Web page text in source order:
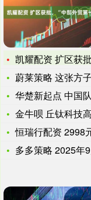
凯耀配资 扩区获批，“中部外贸第一
蔚莱策略 这张方子
华楚新起点 中国
金牛呗 丘钛科技高
恒瑞行配资 2998
多多策略 2025年